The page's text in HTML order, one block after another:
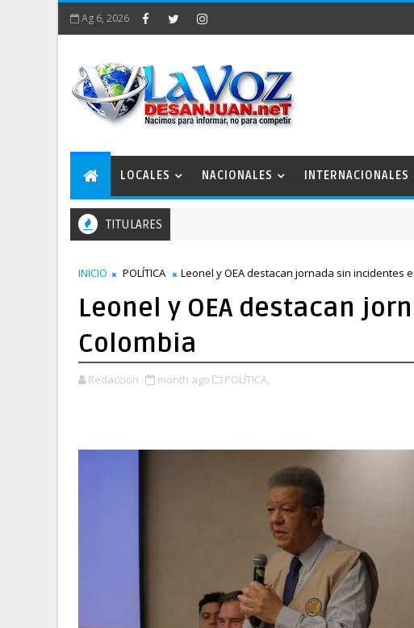
Ag 6, 2026
LOCALES NACIONALES INTERNACIONALES
TITULARES
INICIO POLÍTICA Leonel y OEA destacan jornada sin incidentes
Leonel y OEA destacan
Colombia
Redacción month ago POLÍTICA,